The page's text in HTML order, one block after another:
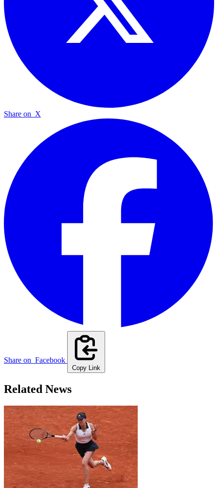
Share on X
Share on Facebook
Copy Link
Related News